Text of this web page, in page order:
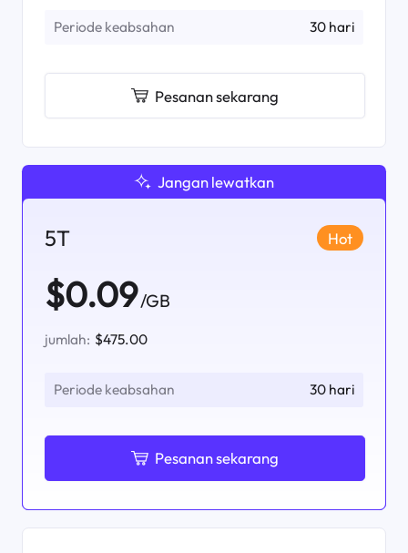
Periode keabsahan 30 hari
Pesanan sekarang
Jangan lewatkan
5T Hot
$0.09/GB
jumlah: $475.00
Periode keabsahan 30 hari
Pesanan sekarang